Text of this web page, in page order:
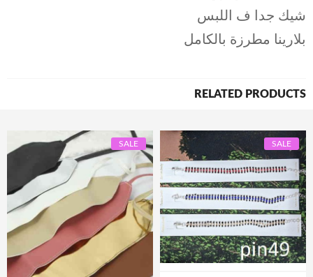
شيك جدا ف اللبس
بلارينا مطرزة بالكامل
RELATED PRODUCTS
SALE SALE